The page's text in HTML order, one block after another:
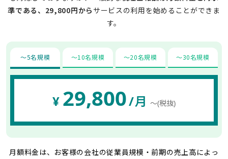
準である、29,800円から サービスの利用を始めることができま
す。
〜5名規模 〜10名規模 〜20名規模 〜30名規模
¥ 29,800/月 〜(税抜)
月額料金は、お客様の会社の従業員規模・前期の売上高によっ